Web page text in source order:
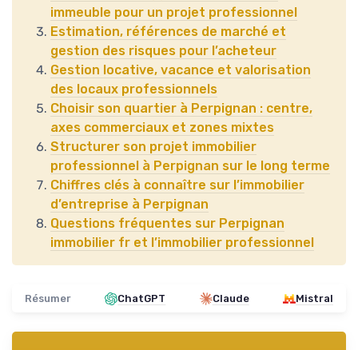
immeuble pour un projet professionnel
Estimation, références de marché et
gestion des risques pour l’acheteur
Gestion locative, vacance et valorisation
des locaux professionnels
Choisir son quartier à Perpignan : centre,
axes commerciaux et zones mixtes
Structurer son projet immobilier
professionnel à Perpignan sur le long terme
Chiffres clés à connaître sur l’immobilier
d’entreprise à Perpignan
Questions fréquentes sur Perpignan
immobilier fr et l’immobilier professionnel
Résumer ChatGPT Claude Mistral